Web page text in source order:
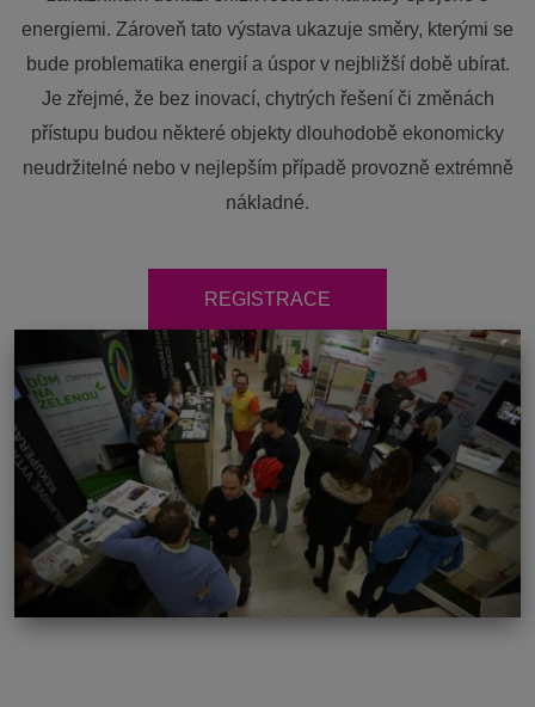
energiemi. Zároveň tato výstava ukazuje směry, kterými se
bude problematika energií a úspor v nejbližší době ubírat.
Je zřejmé, že bez inovací, chytrých řešení či změnách
přístupu budou některé objekty dlouhodobě ekonomicky
neudržitelné nebo v nejlepším případě provozně extrémně
nákladné.
REGISTRACE